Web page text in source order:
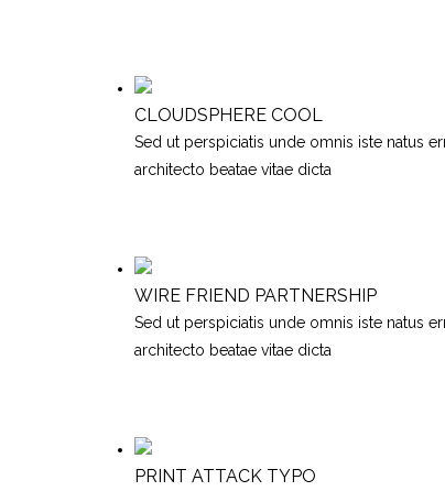
CLOUDSPHERE COOL
Sed ut perspiciatis unde omnis iste natus
architecto beatae vitae dicta
WIRE FRIEND PARTNERSHIP
Sed ut perspiciatis unde omnis iste natus
architecto beatae vitae dicta
PRINT ATTACK TYPO